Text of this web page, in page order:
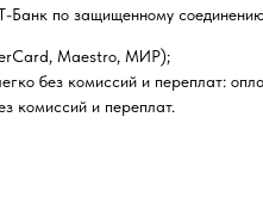
Банк по защищенному
Maestro, МИР);
без комиссий и переплат:
комиссий и переплат.